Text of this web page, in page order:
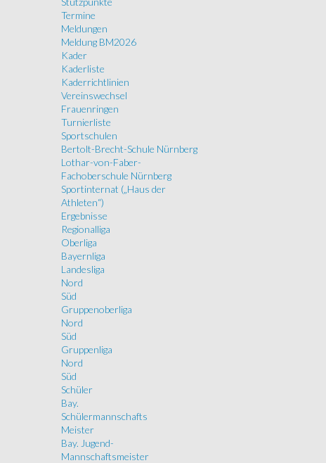
Termine
Meldungen
Meldung BM2026
Kader
Kaderliste
Kaderrichtlinien
Vereinswechsel
Frauenringen
Turnierliste
Sportschulen
Bertolt-Brecht-Schule Nürnberg
Lothar-von-Faber-
Fachoberschule Nürnberg
Sportinternat („Haus der
Athleten“)
Ergebnisse
Regionalliga
Oberliga
Bayernliga
Landesliga
Nord
Süd
Gruppenoberliga
Nord
Süd
Gruppenliga
Nord
Süd
Schüler
Bay.
Schülermannschafts
Meister
Bay. Jugend-
Mannschaftsmeister